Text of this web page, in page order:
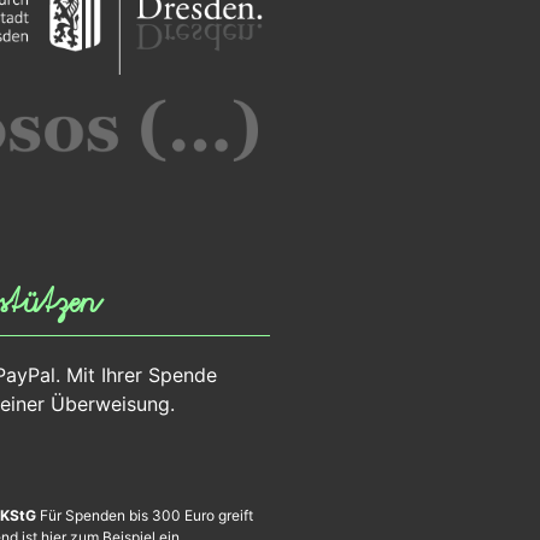
Mit Ihrer Spende
Überweisung.
Für Spenden bis 300 Euro greift